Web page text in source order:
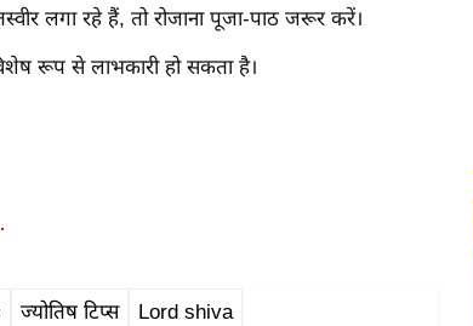
लगा रहे हैं, तो रोजाना पूजा-पाठ जरूर करें।
रूप से लाभकारी हो सकता है।
ज्योतिष टिप्स Lord shiva